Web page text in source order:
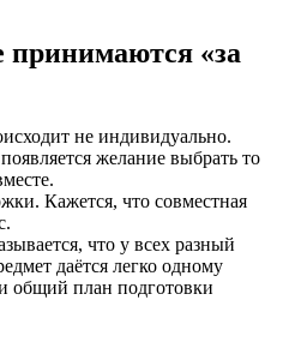
«за
не индивидуально.
желание выбрать то
Кажется, что совместная
что у всех разный
даётся легко одному
общий план подготовки